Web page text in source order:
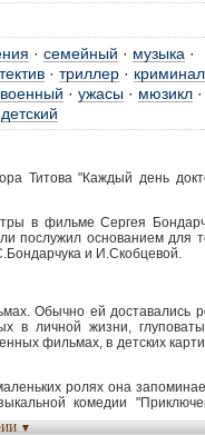
· семейный · музыка ·
· триллер · криминал
военный · ужасы · мюзикл ·
детский
Титова "Каждый день
в фильме Сергея
послужил основанием для
и И.Скобцевой.
Обычно ей доставались
в личной жизни,
фильмах, в детских
ролях она
комедии
"Гостья из будущего".
▼